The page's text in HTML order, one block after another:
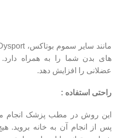
های بدن شما را به همراه
عضلانی را افزایش دهد.
راحتی استفاده :
این روش در مطب پزشک انجام
پس از انجام آن به خانه بروید.